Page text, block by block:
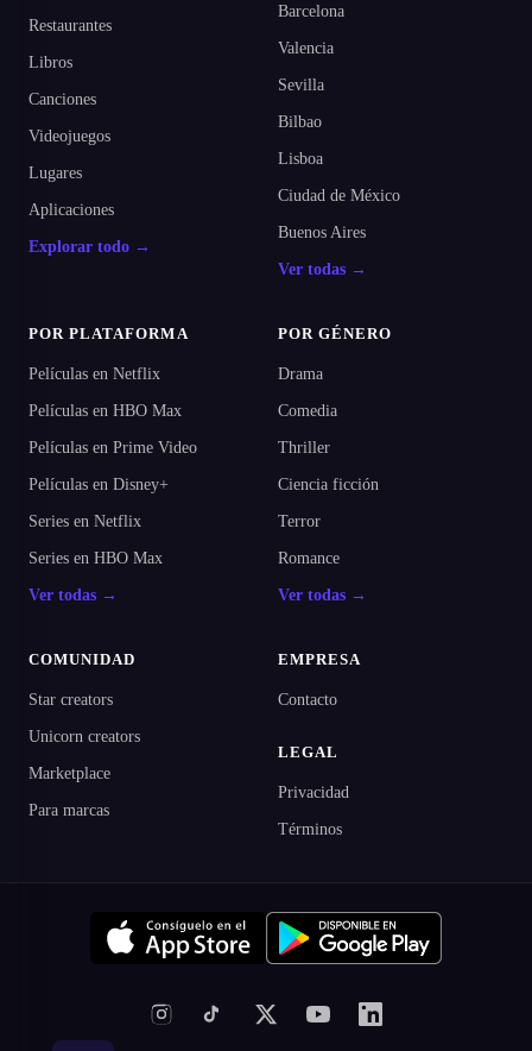
Restaurantes
Libros
Canciones
Videojuegos
Lugares
Aplicaciones
Explorar todo →
Barcelona
Valencia
Sevilla
Bilbao
Lisboa
Ciudad de México
Buenos Aires
Ver todas →
POR PLATAFORMA
Películas en Netflix
Películas en HBO Max
Películas en Prime Video
Películas en Disney+
Series en Netflix
Series en HBO Max
Ver todas →
POR GÉNERO
Drama
Comedia
Thriller
Ciencia ficción
Terror
Romance
Ver todas →
COMUNIDAD
Star creators
Unicorn creators
Marketplace
Para marcas
EMPRESA
Contacto
LEGAL
Privacidad
Términos